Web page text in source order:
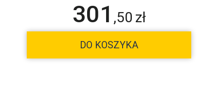
301 ,50 zł
DO KOSZYKA